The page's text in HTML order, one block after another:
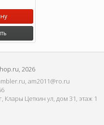
, 2026
am2011@ro.ru
Клары Цеткин ул, дом 31, этаж 1